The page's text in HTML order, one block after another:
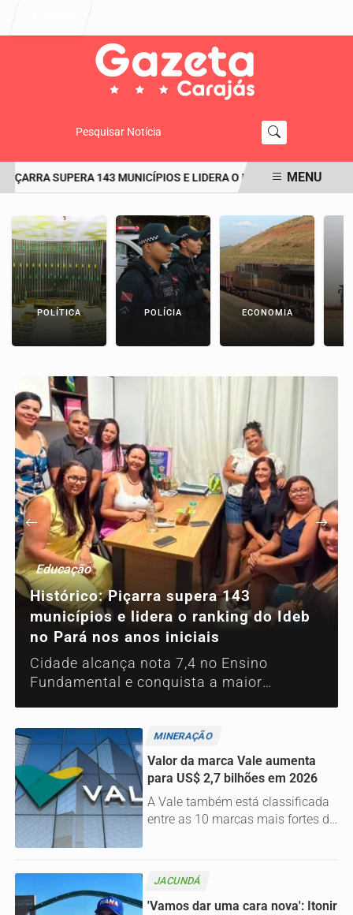
Pesquisar Notícia
SUPERA 143 MUNICÍPIOS E LIDERA O RANKING DO IDEB NO
MENU
POLÍTICA POLÍCIA ECONOMIA
Educação
Histórico: Piçarra supera 143
municípios e lidera o ranking do Ideb
no Pará nos anos iniciais
Cidade alcança nota 7,4 no Ensino
Fundamental e conquista a maior
MINERAÇÃO
Valor da marca Vale aumenta
para US$ 2,7 bilhões em 2026
A Vale também está classificada
entre as 10 marcas mais fortes de
de 72,9 em 100 no Índice de Força
de Marca (BSI) e uma
classificação AA
JACUNDÁ
'Vamos dar uma cara nova': Itonir